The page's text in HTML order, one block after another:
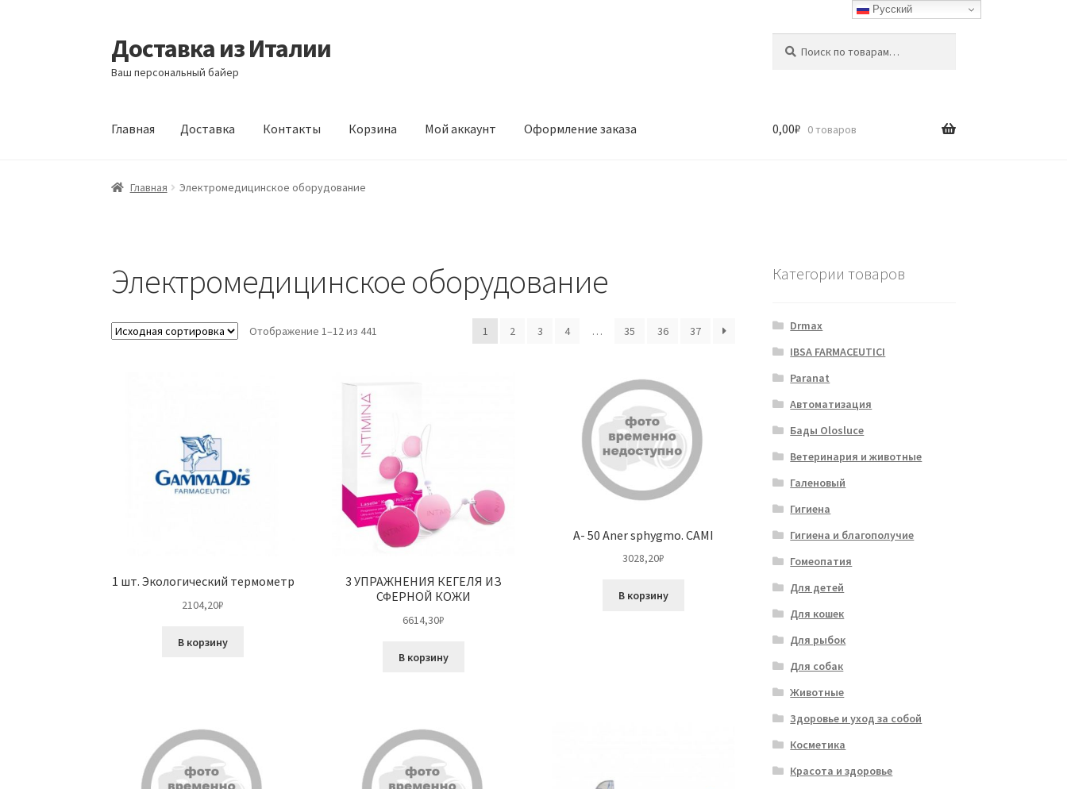
Перейти
к
навигации
Перейти
к
содержимому
Доставка из Италии
Ваш персональный байер
Главная Доставка Контакты Корзина Мой аккаунт Оформление заказа
Главная Доставка Корзина
0,00₽ 0 товаров
Главная Электромедицинское оборудование
Электромедицинское оборудование
Отображение 1–12 из 441 1 2 3 4 … 35 36 37
1 шт. Экологический термометр
2104,20₽
В корзину
3 УПРАЖНЕНИЯ КЕГЕЛЯ ИЗ
СФЕРНОЙ КОЖИ
6614,30₽
В корзину
A- 50 Aner sphygmo. CAMI
3028,20₽
В корзину
Категории товаров
Drmax
IBSA FARMACEUTICI
Paranat
Автоматизация
Бады Olosluce
Ветеринария и животные
Галеновый
Гигиена
Гигиена и благополучие
Гомеопатия
Для детей
Для кошек
Для рыбок
Для собак
Животные
Здоровье и уход за собой
Косметика
Красота и здоровье
Русский